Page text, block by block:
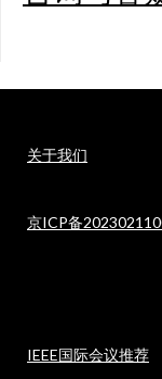
关于我们
京ICP备
IEEE国际会议推荐